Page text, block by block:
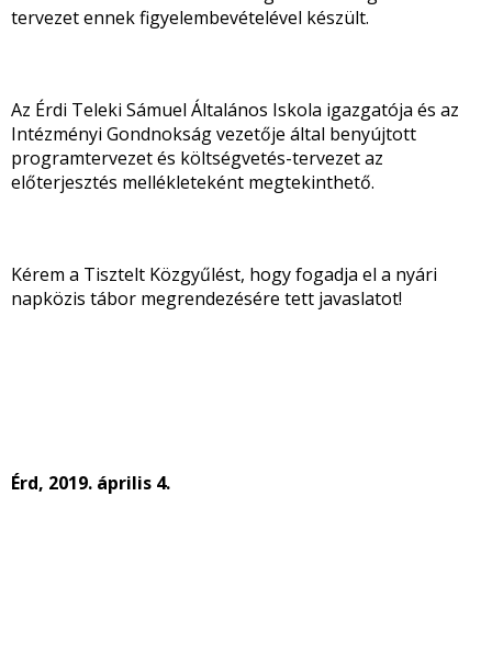
tervezet ennek figyelembevételével készült.
Az Érdi Teleki Sámuel Általános Iskola igazgatója és az
Intézményi Gondnokság vezetője által benyújtott
programtervezet és költségvetés-tervezet az
előterjesztés mellékleteként megtekinthető.
Kérem a Tisztelt Közgyűlést, hogy fogadja el a nyári
napközis tábor megrendezésére tett javaslatot!
Érd, 2019. április 4.